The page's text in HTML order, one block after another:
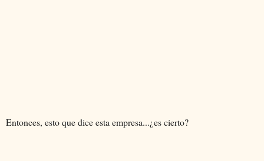
Entonces, esto que dice esta empresa...¿es cierto?